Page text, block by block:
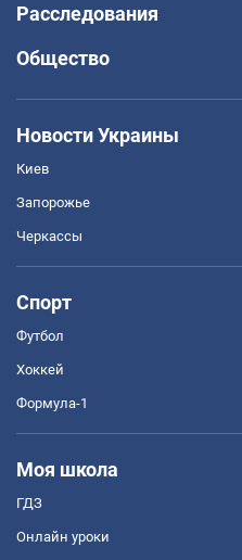
Расследования
Общество
Новости Украины
Киев
Запорожье
Черкассы
Спорт
Футбол
Хоккей
Формула-1
Моя школа
ГДЗ
Онлайн уроки